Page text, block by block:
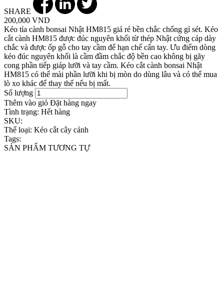
SHARE
200,000 VND
Kéo tỉa cành bonsai Nhật HM815 giá rẻ bền chắc chống gỉ sét. Kéo
cắt cành HM815 được đúc nguyên khối từ thép Nhật cứng cáp dày
chắc và được ốp gỗ cho tay cầm để hạn chế cấn tay. Ưu điểm dòng
kéo đúc nguyên khối là cầm đầm chắc độ bền cao không bị gãy
cong phần tiếp giáp lưỡi và tay cầm. Kéo cắt cành bonsai Nhật
HM815 có thể mài phần lưỡi khi bị mòn do dùng lâu và có thể mua
lò xo khác để thay thế nếu bị mất.
Số lượng
Thêm vào giỏ Đặt hàng ngay
Tình trạng: Hết hàng
SKU:
Thể loại: Kéo cắt cây cảnh
Tags:
SẢN PHẨM TƯƠNG TỰ